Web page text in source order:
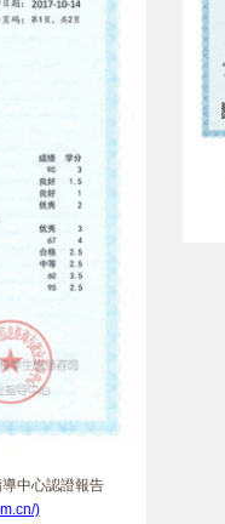
中心認證報告
)